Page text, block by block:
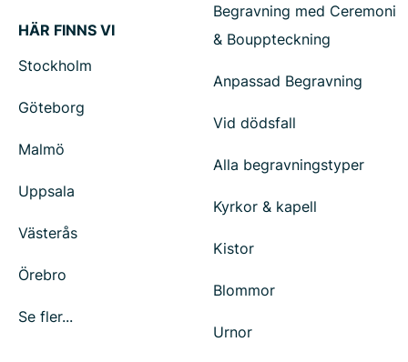
HÄR FINNS VI
Stockholm
Göteborg
Malmö
Uppsala
Västerås
Örebro
Se fler...
Begravning med Ceremoni
& Bouppteckning
Anpassad Begravning
Vid dödsfall
Alla begravningstyper
Kyrkor & kapell
Kistor
Blommor
Urnor